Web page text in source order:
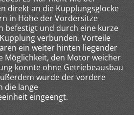
direkt an die Kupplungsglocke
in Höhe der Vordersitze
befestigt und durch eine kurze
verbunden. Vorteile
ein weiter hinten liegender
Möglichkeit, den Motor weicher
konnte ohne Getriebeausbau
wurde der vordere
die lange
eingeengt.